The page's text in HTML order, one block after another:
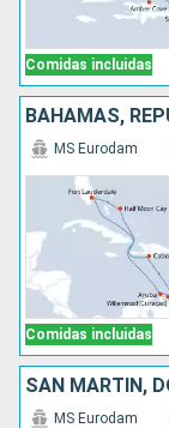
Comidas incluidas
Comidas incluidas
MS Eurodam
MS Eurodam